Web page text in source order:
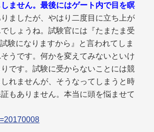
ません。最後にはゲート内で目を瞑
ましたが、やはり二度目に立ち上が
しょうね。試験官には『たまたま受
験になりますから』と言われてしま
うです。何かを変えてみないといけ
です。試験に受からないことには競
れませんが、そうなってしまうと時
もありません。本当に頭を悩ませて